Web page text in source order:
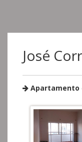
José
Apartamento